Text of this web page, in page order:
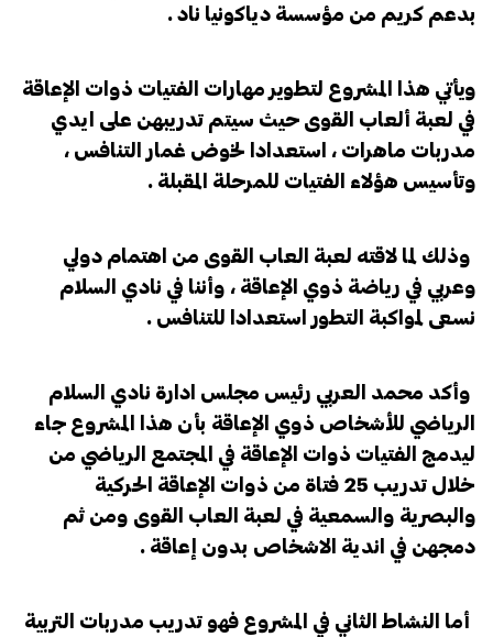
بدعم كريم من مؤسسة دياكونيا ناد .
ويأتي هذا المشروع لتطوير مهارات الفتيات ذوات الإعاقة
في لعبة ألعاب القوى حيث سيتم تدريبهن على ايدي
مدربات ماهرات ، استعدادا لخوض غمار التنافس ،
وتأسيس هؤلاء الفتيات للمرحلة المقبلة .
وذلك لما لاقته لعبة العاب القوى من اهتمام دولي
وعربي في رياضة ذوي الإعاقة ، وأننا في نادي السلام
نسعى لمواكبة التطور استعدادا للتنافس .
وأكد محمد العربي رئيس مجلس ادارة نادي السلام
الرياضي للأشخاص ذوي الإعاقة بأن هذا المشروع جاء
ليدمج الفتيات ذوات الإعاقة في المجتمع الرياضي من
خلال تدريب 25 فتاة من ذوات الإعاقة الحركية
والبصرية والسمعية في لعبة العاب القوى ومن ثم
دمجهن في اندية الاشخاص بدون إعاقة .
أما النشاط الثاني في المشروع فهو تدريب مدربات التربية